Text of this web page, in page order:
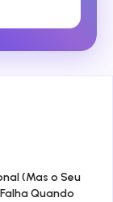
(Mas o Seu
Quando